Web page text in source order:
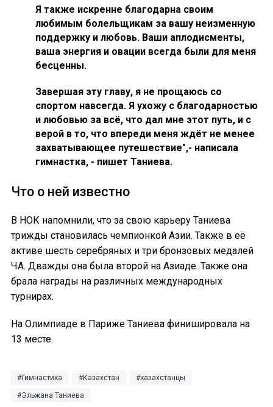
Я также искренне благодарна своим
любимым болельщикам за вашу неизменную
поддержку и любовь. Ваши аплодисменты,
ваша энергия и овации всегда были для меня
бесценны.
Завершая эту главу, я не прощаюсь со
спортом навсегда. Я ухожу с благодарностью
и любовью за всё, что дал мне этот путь, и с
верой в то, что впереди меня ждёт не менее
захватывающее путешествие",- написала
гимнастка, - пишет Таниева.
Что о ней известно
В НОК напомнили, что за свою карьеру Таниева
трижды становилась чемпионкой Азии. Также в её
активе шесть серебряных и три бронзовых медалей
ЧА. Дважды она была второй на Азиаде. Также она
брала награды на различных международных
турнирах.
На Олимпиаде в Париже Таниева финишировала на
13 месте.
Гимнастика Казахстан казахстанцы
Эльжана Таниева